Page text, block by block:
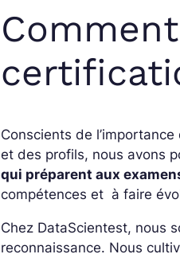
Conscients de
et des profils, nous avons
qui préparent aux
compétences et à faire
Chez DataScientest, nous
reconnaissance. Nous